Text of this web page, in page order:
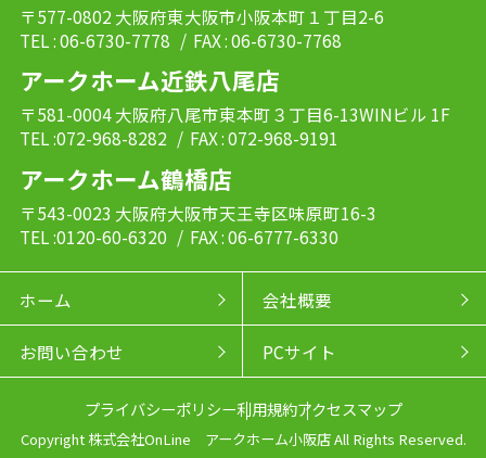
〒577-0802 大阪府東大阪市小阪本町１丁目2-6
TEL : 06-6730-7778 / FAX : 06-6730-7768
アークホーム近鉄八尾店
〒581-0004 大阪府八尾市東本町３丁目6-13WINビル 1F
TEL :072-968-8282 / FAX : 072-968-9191
アークホーム鶴橋店
〒543-0023 大阪府大阪市天王寺区味原町16-3
TEL :0120-60-6320 / FAX : 06-6777-6330
ホーム 会社概要
お問い合わせ PCサイト
プライバシーポリシー利用規約アクセスマップ
Copyright 株式会社OnLine アークホーム小阪店 All Rights Reserved.